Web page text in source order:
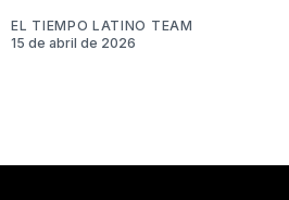
EL TIEMPO LATINO TEAM
15 de abril de 2026